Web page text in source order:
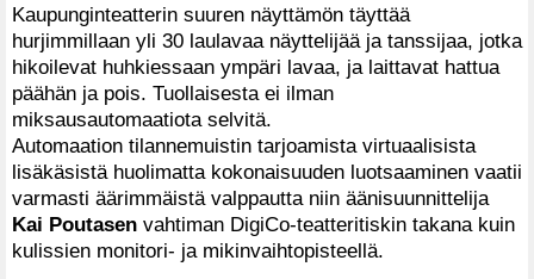
Kaupunginteatterin suuren näyttämön täyttää
hurjimmillaan yli 30 laulavaa näyttelijää ja tanssijaa, jotka
hikoilevat huhkiessaan ympäri lavaa, ja laittavat hattua
päähän ja pois. Tuollaisesta ei ilman
miksausautomaatiota selvitä.
Automaation tilannemuistin tarjoamista virtuaalisista
lisäkäsistä huolimatta kokonaisuuden luotsaaminen vaatii
varmasti äärimmäistä valppautta niin äänisuunnittelija
Kai Poutasen vahtiman DigiCo-teatteritiskin takana kuin
kulissien monitori- ja mikinvaihtopisteellä.